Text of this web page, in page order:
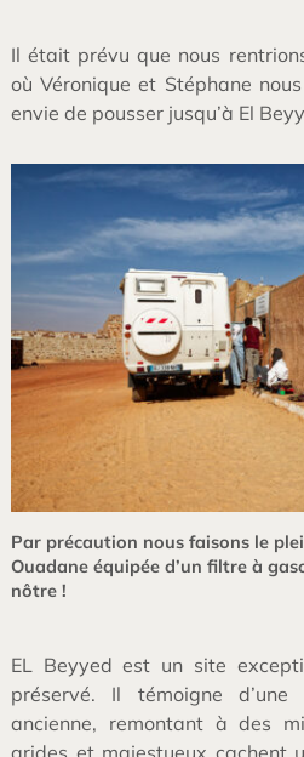
Il était prévu que nous
où Véronique et Stéphane
envie de pousser jusqu’à El
Par précaution nous faisons le
Ouadane équipée d’un filtre à
nôtre !
EL Beyyed est un site
préservé. Il témoigne d’une
ancienne, remontant à des
arides et majestueux cachent